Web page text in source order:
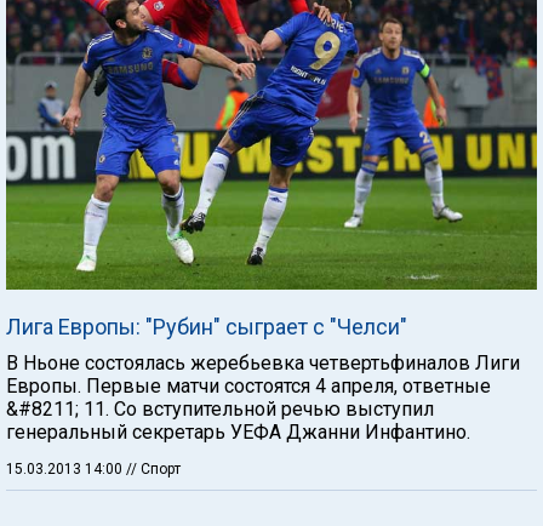
Лига Европы: "Рубин" сыграет с "Челси"
В Ньоне состоялась жеребьевка четвертьфиналов Лиги
Европы. Первые матчи состоятся 4 апреля, ответные
&#8211; 11. Со вступительной речью выступил
генеральный секретарь УЕФА Джанни Инфантино.
15.03.2013 14:00 // Спорт